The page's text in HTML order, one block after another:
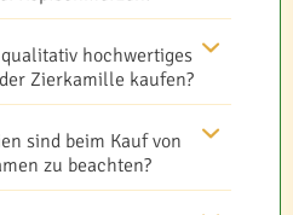
hochwertiges
Zierkamille kaufen?
sind beim Kauf von
zu beachten?